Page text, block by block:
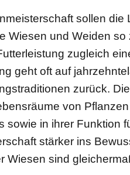
sollen
Wiesen und Weiden
zugleich
geht oft auf
zurück.
von
sowie in ihrer Funktion
stärker ins
Wiesen sind